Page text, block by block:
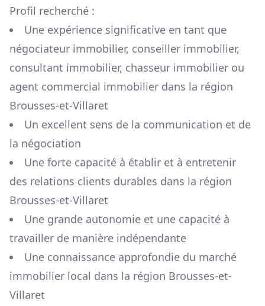
Profil recherché :
Une expérience significative en tant que
négociateur immobilier, conseiller immobilier,
consultant immobilier, chasseur immobilier ou
agent commercial immobilier dans la région
Brousses-et-Villaret
Un excellent sens de la communication et de
la négociation
Une forte capacité à établir et à entretenir
des relations clients durables dans la région
Brousses-et-Villaret
Une grande autonomie et une capacité à
travailler de manière indépendante
Une connaissance approfondie du marché
immobilier local dans la région Brousses-et-
Villaret